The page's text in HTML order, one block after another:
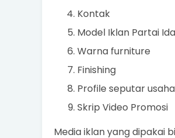
Kontak
Model Iklan Partai
Warna furniture
Finishing
Profile seputar usaha
Skrip Video Promosi
Media iklan yang dipakai